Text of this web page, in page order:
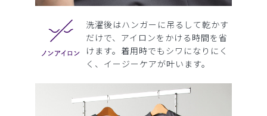
洗濯後はハンガーに吊るして乾かす
だけで、アイロンをかける時間を省
けます。着用時でもシワになりにく
く、イージーケアが叶います。